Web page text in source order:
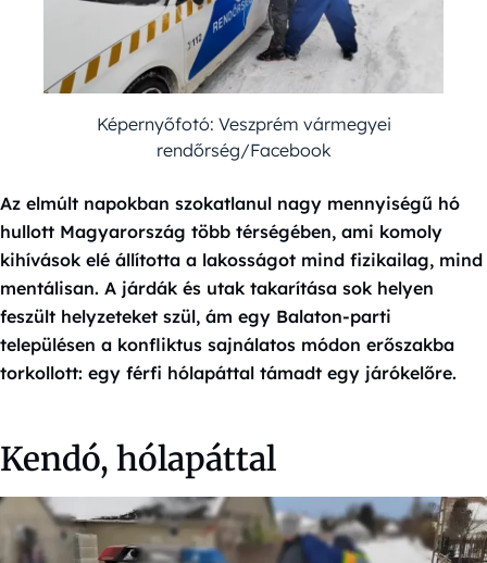
Képernyőfotó: Veszprém vármegyei
rendőrség/Facebook
Az elmúlt napokban szokatlanul nagy mennyiségű hó
hullott Magyarország több térségében, ami komoly
kihívások elé állította a lakosságot mind fizikailag, mind
mentálisan. A járdák és utak takarítása sok helyen
feszült helyzeteket szül, ám egy Balaton-parti
településen a konfliktus sajnálatos módon erőszakba
torkollott: egy férfi hólapáttal támadt egy járókelőre.
Kendó, hólapáttal